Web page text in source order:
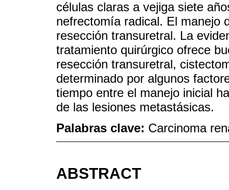
células claras a vejiga siete
nefrectomía radical. El manejo
resección transuretral. La
tratamiento quirúrgico ofrece
resección transuretral,
determinado por algunos
tiempo entre el manejo inicial
de las lesiones metastásicas.
Palabras clave: Carcinoma
ABSTRACT